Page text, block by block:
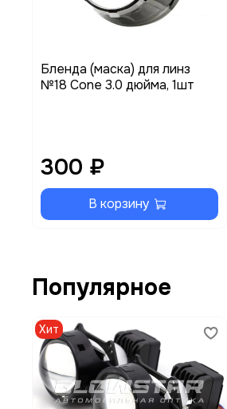
Бленда (маска) для линз
№18 Cone 3.0 дюйма, 1шт
300 ₽
В корзину
Популярное
Хит